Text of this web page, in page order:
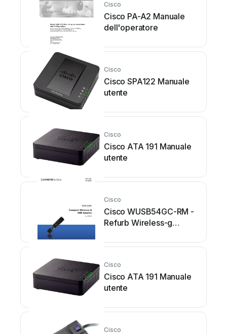
Cisco
Cisco PA-A2 Manuale
dell'operatore
Cisco
Cisco SPA122 Manuale
utente
Cisco
Cisco ATA 191 Manuale
utente
Cisco
Cisco WUSB54GC-RM -
Refurb Wireless-g
utente
Cisco
Cisco ATA 191 Manuale
utente
Cisco